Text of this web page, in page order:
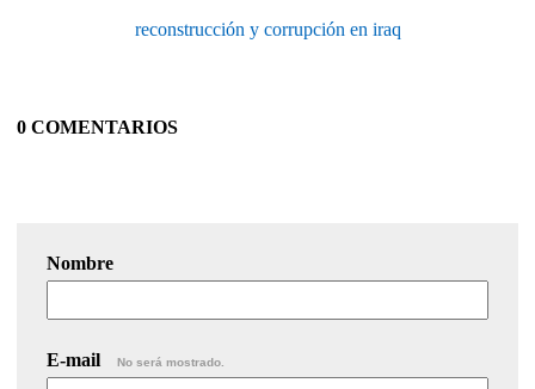
reconstrucción y corrupción en iraq
0 COMENTARIOS
Nombre
E-mail No será mostrado.